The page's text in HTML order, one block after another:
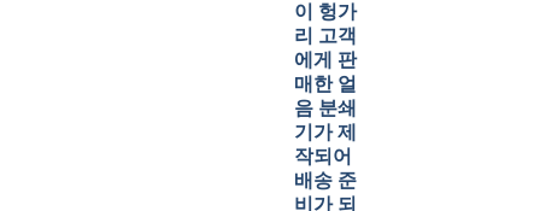
이 헝가
리 고객
에게 판
매한 얼
음 분쇄
기가 제
작되어
배송 준
비가 되